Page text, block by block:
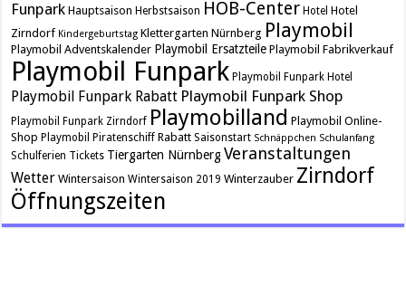
Funpark Hauptsaison Herbstsaison HOB-Center Hotel Hotel
Zirndorf Kindergeburtstag Klettergarten Nürnberg Playmobil
Playmobil Adventskalender Playmobil Ersatzteile Playmobil Fabrikverkauf
Playmobil Funpark Playmobil Funpark Hotel
Playmobil Funpark Rabatt Playmobil Funpark Shop
Playmobil Funpark Zirndorf Playmobilland Playmobil Online-
Shop Playmobil Piratenschiff Rabatt Saisonstart Schnäppchen Schulanfang
Schulferien Tickets Tiergarten Nürnberg Veranstaltungen
Wetter Wintersaison Wintersaison 2019 Winterzauber Zirndorf
Öffnungszeiten